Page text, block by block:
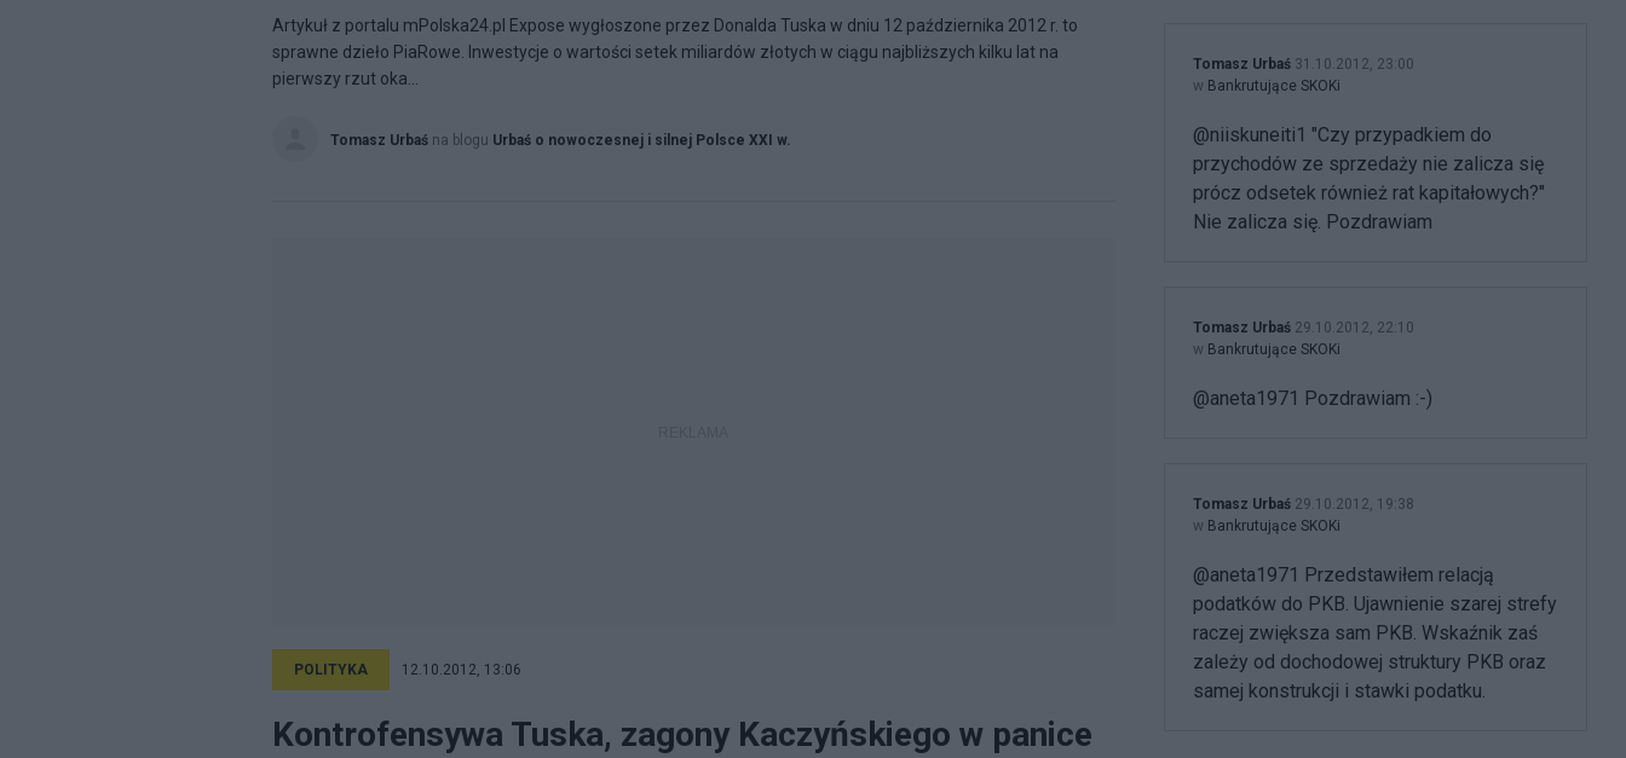
Artykuł z portalu mPolska24.pl Expose wygłoszone przez Donalda Tuska w dniu 12 października 2012 r. to
sprawne dzieło PiaRowe. Inwestycje o wartości setek miliardów złotych w ciągu najbliższych kilku lat na
pierwszy rzut oka...
Tomasz Urbaś na blogu Urbaś o nowoczesnej i silnej Polsce XXI w.
POLITYKA 12.10.2012, 13:06
Kontrofensywa Tuska, zagony Kaczyńskiego w panice
Tomasz Urbaś 31.10.2012, 23:00
w Bankrutujące SKOKi
@niiskuneiti1 "Czy przypadkiem do
przychodów ze sprzedaży nie zalicza się
prócz odsetek również rat kapitałowych?"
Nie zalicza się. Pozdrawiam
Tomasz Urbaś 29.10.2012, 22:10
w Bankrutujące SKOKi
@aneta1971 Pozdrawiam :-)
Tomasz Urbaś 29.10.2012, 19:38
w Bankrutujące SKOKi
@aneta1971 Przedstawiłem relacją
podatków do PKB. Ujawnienie szarej strefy
raczej zwiększa sam PKB. Wskaźnik zaś
zależy od dochodowej struktury PKB oraz
samej konstrukcji i stawki podatku.